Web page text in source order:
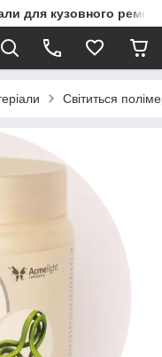
для кузовного
Світиться